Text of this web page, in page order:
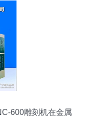
600雕刻机在金属